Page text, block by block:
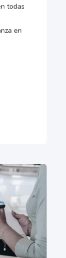
todas
en